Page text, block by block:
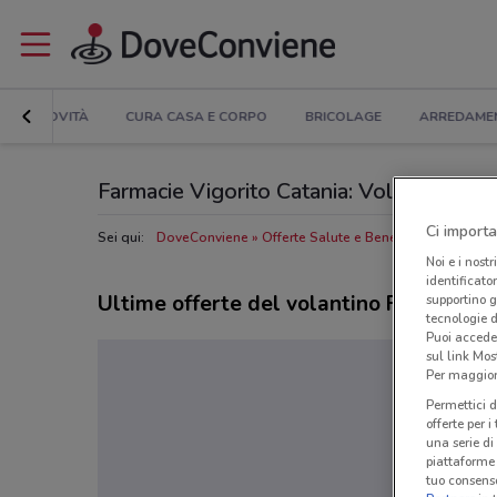
NOVITÀ CURA CASA E CORPO BRICOLAGE
Farmacie Vigorito Catania: Volantino,
Sei qui: DoveConviene Offerte Salute e Benessere a Catania
Ultime offerte del volantino Farmacie
Ci
Noi e i nostri
supportino
tecnologie
Puoi
sul link
Per
Permettici
offerte per
una serie
piattaforme
tuo